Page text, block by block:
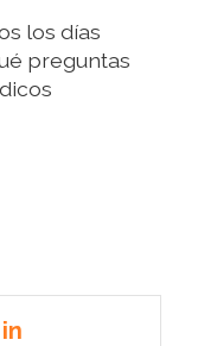
los días
preguntas